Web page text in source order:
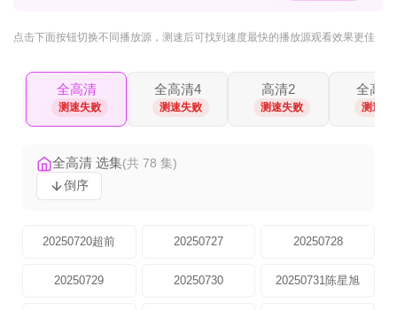
点击下面按钮切换不同播放源 ，测速后可找到速度最快的播放源观看效果更佳
全高清
测速失败
全高清4
测速失败
高清2
测速失败
全高
测速失
全高清 选集(共 78 集)
倒序
20250720超前 20250727 20250728
20250729 20250730 20250731陈星旭